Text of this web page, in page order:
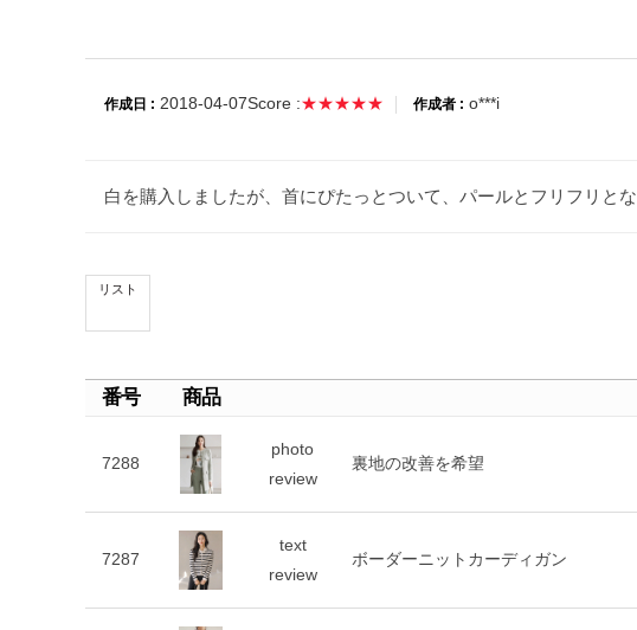
作成日 : 2018-04-07Score :★★★★★ 作成者 : o***i
白を購入しましたが、首にぴたっとついて、パールとフリフリと
リスト
番号 商品
7288
photo
review
裏地の改善を希望
7287
text
review
ボーダーニットカーディガン